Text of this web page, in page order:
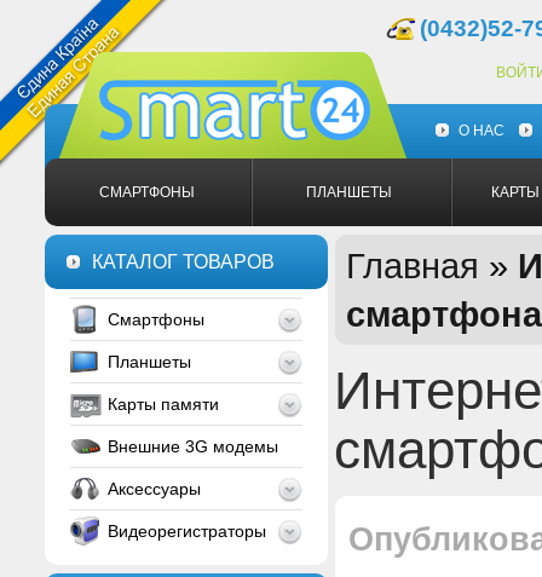
(0432)52-
О НАС
СМАРТФОНЫ ПЛАНШЕТЫ
КАТАЛОГ ТОВАРОВ
Смартфоны
Планшеты
Карты памяти
Внешние 3G модемы
Аксессуары
Видеорегистраторы
Главная »